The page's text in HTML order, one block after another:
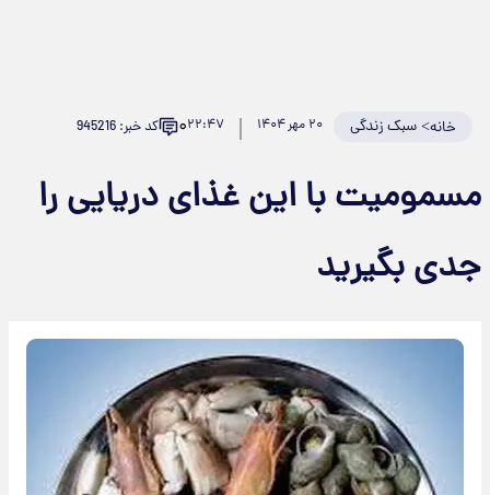
خانه>سبک زندگی ۲۰ مهر ۱۴۰۴ ۲۲:۴۷۰ کد خبر: 945216
مسمومیت با این غذای دریایی را
جدی بگیرید